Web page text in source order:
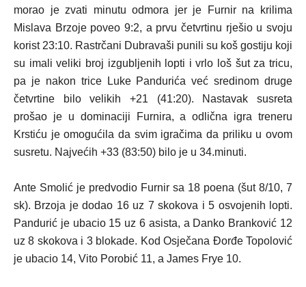
morao je zvati minutu odmora jer je Furnir na krilima
Mislava Brzoje poveo 9:2, a prvu četvrtinu rješio u svoju
korist 23:10. Rastrčani Dubravaši punili su koš gostiju koji
su imali veliki broj izgubljenih lopti i vrlo loš šut za tricu,
pa je nakon trice Luke Pandurića već sredinom druge
četvrtine bilo velikih +21 (41:20). Nastavak susreta
prošao je u dominaciji Furnira, a odlična igra treneru
Krstiću je omogućila da svim igračima da priliku u ovom
susretu. Najvećih +33 (83:50) bilo je u 34.minuti.
Ante Smolić je predvodio Furnir sa 18 poena (šut 8/10, 7
sk). Brzoja je dodao 16 uz 7 skokova i 5 osvojenih lopti.
Pandurić je ubacio 15 uz 6 asista, a Danko Branković 12
uz 8 skokova i 3 blokade. Kod Osječana Đorđe Topolović
je ubacio 14, Vito Porobić 11, a James Frye 10.